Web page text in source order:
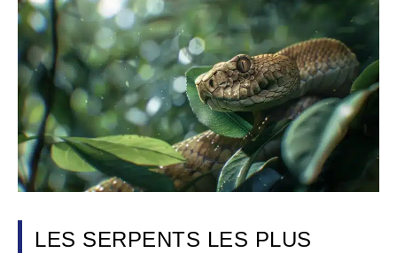
LES SERPENTS LES PLUS